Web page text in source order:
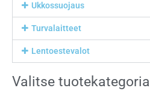
Ukkossuojaus
Turvalaitteet
Lentoestevalot
Valitse tuotekategoria